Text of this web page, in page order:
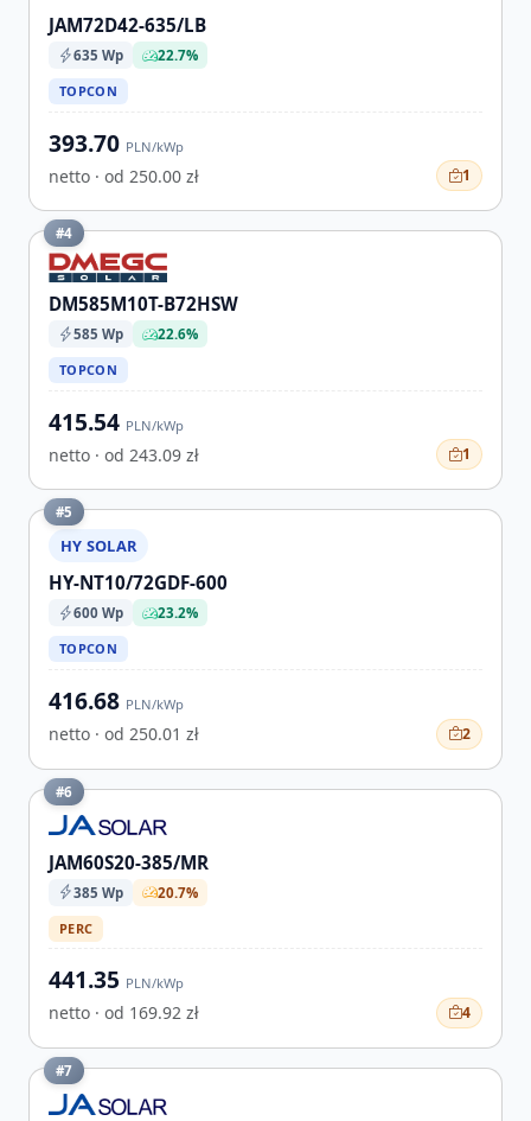
JAM72D42-635/LB
635 Wp
22.7%
TOPCON
393.70 PLN/kWp
netto · od 250.00 zł 1
#4
DM585M10T-B72HSW
585 Wp
22.6%
TOPCON
415.54 PLN/kWp
netto · od 243.09 zł 1
#5
HY SOLAR
HY-NT10/72GDF-600
600 Wp
23.2%
TOPCON
416.68 PLN/kWp
netto · od 250.01 zł 2
#6
JAM60S20-385/MR
385 Wp
20.7%
PERC
441.35 PLN/kWp
netto · od 169.92 zł 4
#7